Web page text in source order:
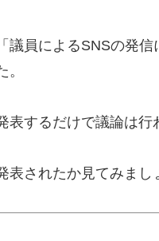
議員によるSNSの発
表するだけで議論は行
されたか見てみまし